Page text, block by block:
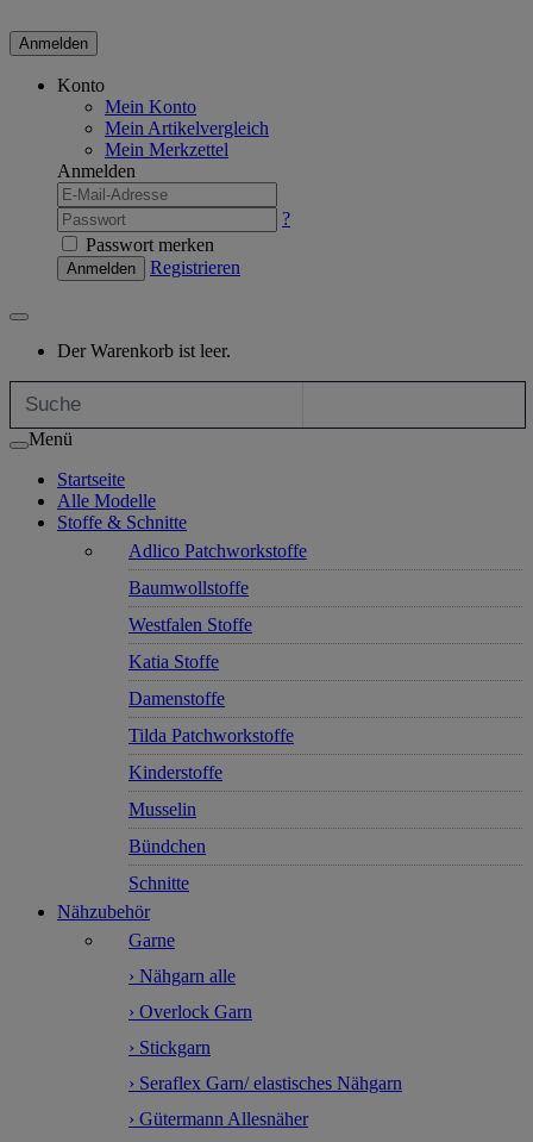
Anmelden
Konto
Mein Konto
Mein Artikelvergleich
Mein Merkzettel
Anmelden
?
Passwort merken
Anmelden Registrieren
Der Warenkorb ist leer.
Menü
Startseite
Alle Modelle
Stoffe & Schnitte
Adlico Patchworkstoffe
Baumwollstoffe
Westfalen Stoffe
Katia Stoffe
Damenstoffe
Tilda Patchworkstoffe
Kinderstoffe
Musselin
Bündchen
Schnitte
Nähzubehör
Garne
› Nähgarn alle
› Overlock Garn
› Stickgarn
› Seraflex Garn/ elastisches Nähgarn
› Gütermann Allesnäher